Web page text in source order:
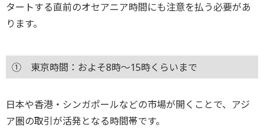
タートする直前のオセアニア時間にも注意を払う必要があ
ります。
① 東京時間：およそ8時～15時くらいまで
日本や香港・シンガポールなどの市場が開くことで、アジ
ア圏の取引が活発となる時間帯です。